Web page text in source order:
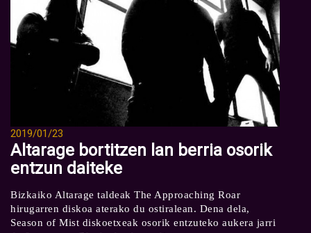
2019/01/23
Altarage bortitzen lan berria osorik
entzun daiteke
Bizkaiko Altarage taldeak The Approaching Roar
hirugarren diskoa aterako du ostiralean. Dena dela,
Season of Mist diskoetxeak osorik entzuteko aukera jarri